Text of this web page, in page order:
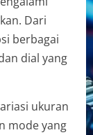
Dari
berbagai
dial yang
ukuran
mode yang